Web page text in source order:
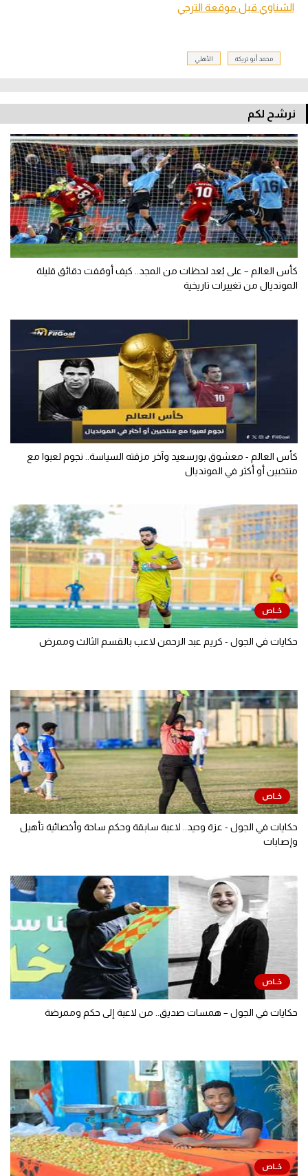
الشناوي قبل موقعة الترجي
محمد أبو تريكة الأهلي
نرشح لكم
كأس العالم – على بُعد لحظات من المجد.. كيف أوقفت دقائق قليلة
المونديال من تغييرات تاريخية
كأس العالم - معشوق بورسعيد وآخر مزقته السياسة.. نجوم لعبوا مع
منتخبين أو أكثر في المونديال
حكايات في الجول - كريم عبد الرحمن لاعب بالقسم الثالث وممرض
حكايات في الجول - عزة وحيد.. لاعبة سابقة وحكم ساحة وأخصائية تأهيل
وإصابات
حكايات في الجول – همسات صديق.. من لاعبة إلى حكم وممرضة